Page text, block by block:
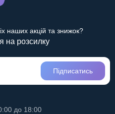
наших акцій та знижок?
на розсилку
Підписатись
до 18:00